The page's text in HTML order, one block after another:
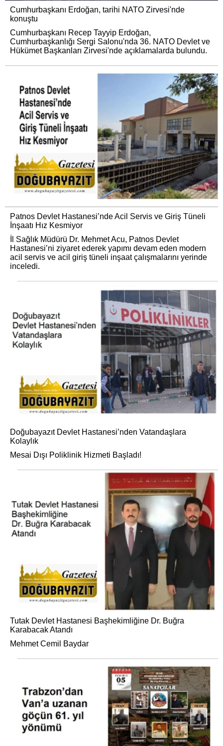
Cumhurbaşkanı Erdoğan, tarihi NATO Zirvesi'nde
konuştu
Cumhurbaşkanı Recep Tayyip Erdoğan,
Cumhurbaşkanlığı Sergi Salonu'nda 36. NATO Devlet ve
Hükümet Başkanları Zirvesi'nde açıklamalarda bulundu.
Patnos Devlet Hastanesi’nde Acil Servis ve Giriş Tüneli
İnşaatı Hız Kesmiyor
İl Sağlık Müdürü Dr. Mehmet Acu, Patnos Devlet
Hastanesi’ni ziyaret ederek yapımı devam eden modern
acil servis ve acil giriş tüneli inşaat çalışmalarını yerinde
inceledi.
Doğubayazıt Devlet Hastanesi’nden Vatandaşlara
Kolaylık
Mesai Dışı Poliklinik Hizmeti Başladı!
Tutak Devlet Hastanesi Başhekimliğine Dr. Buğra
Karabacak Atandı
Mehmet Cemil Baydar